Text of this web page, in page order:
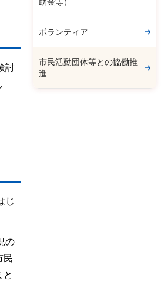
討
じ
の
民
と
ボランティア
市民活動団体等との協働推
進